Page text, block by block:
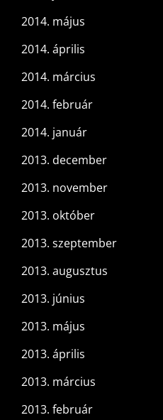
2014. május
2014. április
2014. március
2014. február
2014. január
2013. december
2013. november
2013. október
2013. szeptember
2013. augusztus
2013. június
2013. május
2013. április
2013. március
2013. február